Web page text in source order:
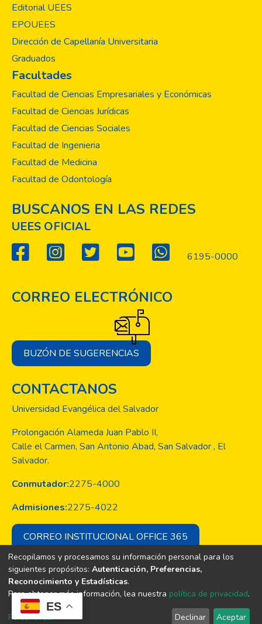
ES
que ha prevalecido a través del tiempo y
que ha sido trasmitida de generación en
diferentes universidades de El Salvador.
Editorial UEES
EPOUEES
Dirección de Capellanía Universitaria
Graduados
Facultades
Facultad de Ciencias Empresariales y Económicas
Facultad de Ciencias Jurídicas
Facultad de Ciencias Sociales
Facultad de Ingenieria
Facultad de Medicina
Facultad de Odontología
BUSCANOS EN LAS REDES
UEES OFICIAL
6195-0000
CORREO ELECTRÓNICO
BUZÓN DE SUGERENCIAS
CONTACTANOS
Universidad Evangélica del Salvador
Prolongación Alameda Juan Pablo II,
Calle el Carmen, San Antonio Abad, San Salvador , El
Salvador.
Conmutador:2275-4000
Admisiones:2275-4022
CORREO INSTITUCIONAL OFFICE 365
Copyright © Todos los derechos son
de la Universidad Evangélica de El
Recopilamos y procesamos su información personal para los
siguientes propósitos: Autenticación, Preferencias,
Reconocimiento y Estadísticas.
Para obtener más información, lea nuestra política de privacidad.
Personalizar Declinar Aceptar